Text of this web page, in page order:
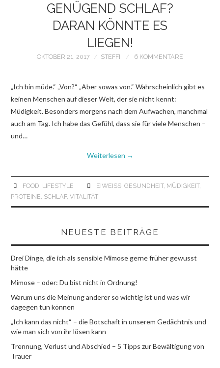
GENÜGEND SCHLAF?
DARAN KÖNNTE ES
LIEGEN!
OKTOBER 21, 2017 STEFFI 6 KOMMENTARE
„Ich bin müde.“ „Von?“ „Aber sowas von.“ Wahrscheinlich gibt es
keinen Menschen auf dieser Welt, der sie nicht kennt:
Müdigkeit. Besonders morgens nach dem Aufwachen, manchmal
auch am Tag. Ich habe das Gefühl, dass sie für viele Menschen –
und…
Weiterlesen →
FOOD, LIFESTYLE EIWEISS , GESUNDHEIT, MÜDIGKEIT,
PROTEINE, SCHLAF,VITALITÄT
NEUESTE BEITRÄGE
Drei Dinge, die ich als sensible Mimose gerne früher gewusst
hätte
Mimose – oder: Du bist nicht in Ordnung!
Warum uns die Meinung anderer so wichtig ist und was wir
dagegen tun können
„Ich kann das nicht“ – die Botschaft in unserem Gedächtnis und
wie man sich von ihr lösen kann
Trennung, Verlust und Abschied – 5 Tipps zur Bewältigung von
Trauer